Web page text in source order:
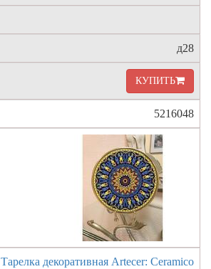
д28
КУПИТЬ
5216048
Тарелка декоративная Artecer: Ceramico